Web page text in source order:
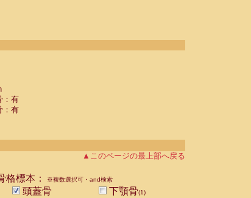
：有
：有
▲このページの最上部へ戻る
格標本： ※複数選択可・and検索
頭蓋骨 下顎骨(1)